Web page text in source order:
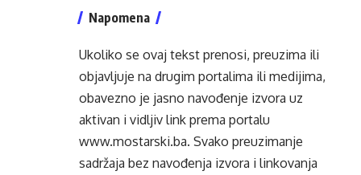
Napomena
Ukoliko se ovaj tekst prenosi, preuzima ili
objavljuje na drugim portalima ili medijima,
obavezno je jasno navođenje izvora uz
aktivan i vidljiv link prema portalu
www.mostarski.ba. Svako preuzimanje
sadržaja bez navođenja izvora i linkovanja